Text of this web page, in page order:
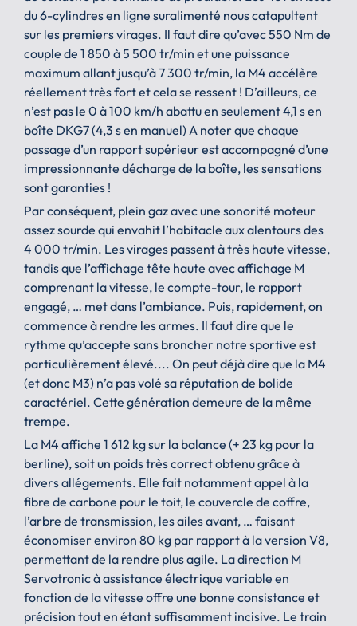
du 6-cylindres en ligne suralimenté nous catapultent
sur les premiers virages. Il faut dire qu’avec 550 Nm de
couple de 1 850 à 5 500 tr/min et une puissance
maximum allant jusqu’à 7 300 tr/min, la M4 accélère
réellement très fort et cela se ressent ! D’ailleurs, ce
n’est pas le 0 à 100 km/h abattu en seulement 4,1 s en
boîte DKG7 (4,3 s en manuel) A noter que chaque
passage d’un rapport supérieur est accompagné d’une
impressionnante décharge de la boîte, les sensations
sont garanties !
Par conséquent, plein gaz avec une sonorité moteur
assez sourde qui envahit l’habitacle aux alentours des
4 000 tr/min. Les virages passent à très haute vitesse,
tandis que l’affichage tête haute avec affichage M
comprenant la vitesse, le compte-tour, le rapport
engagé, … met dans l’ambiance. Puis, rapidement, on
commence à rendre les armes. Il faut dire que le
rythme qu’accepte sans broncher notre sportive est
particulièrement élevé.... On peut déjà dire que la M4
(et donc M3) n’a pas volé sa réputation de bolide
caractériel. Cette génération demeure de la même
trempe.
La M4 affiche 1 612 kg sur la balance (+ 23 kg pour la
berline), soit un poids très correct obtenu grâce à
divers allégements. Elle fait notamment appel à la
fibre de carbone pour le toit, le couvercle de coffre,
l’arbre de transmission, les ailes avant, … faisant
économiser environ 80 kg par rapport à la version V8,
permettant de la rendre plus agile. La direction M
Servotronic à assistance électrique variable en
fonction de la vitesse offre une bonne consistance et
précision tout en étant suffisamment incisive. Le train